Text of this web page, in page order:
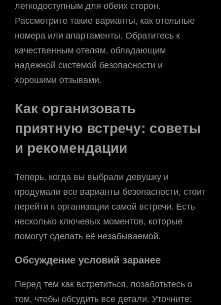
легкодоступным для обеих сторон.
Рассмотрите такие варианты, как отельные
номера или апартаменты. Обратитесь к
качественным отелям, обладающим
надежной системой безопасности и
хорошими отзывами.
Как организовать
приятную встречу: советы
и рекомендации
Теперь, когда вы выбрали девушку и
продумали все варианты безопасности, стоит
перейти к организации самой встречи. Есть
несколько ключевых моментов, которые
помогут сделать её незабываемой.
Обсуждение условий заранее
Перед тем как встретиться, позаботьтесь о
том, чтобы обсудить все детали. Уточните: